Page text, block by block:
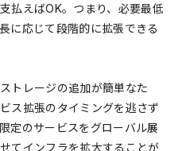
払えばOK。つまり、必要最低
に応じて段階的に拡張できる
トレージの追加が簡単なた
ス拡張のタイミングを逃さず
定のサービスをグローバル展
てインフラを拡大することが